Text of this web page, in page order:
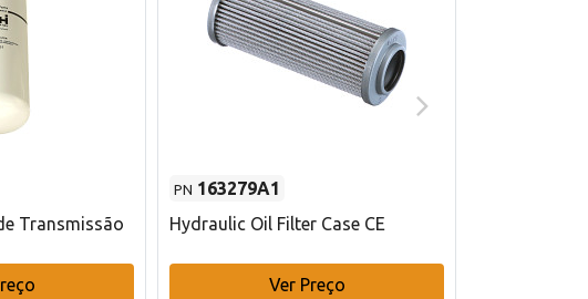
Transmissão
PN 163279A1
Hydraulic Oil Filter Case CE
Ver Preço